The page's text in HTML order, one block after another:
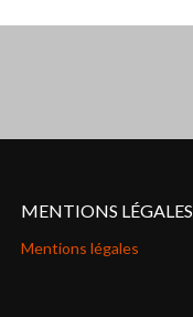
MENTIONS LÉGALES
Mentions légales